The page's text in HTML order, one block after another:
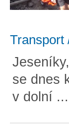
Transport
se dnes
v dolní ...